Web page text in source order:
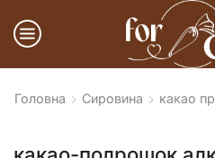
Головна Сировина какао